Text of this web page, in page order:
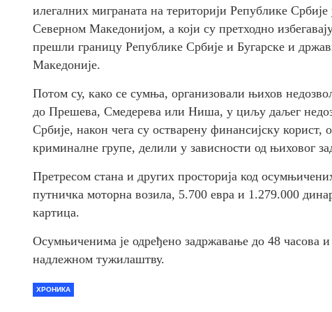
илегалних миграната на територији Републике
Северном Македонијом, а који су претходно
прешли границу Републике Србије и Бугарске и
Македоније.
Потом су, како се сумња, организовали њихов
до Прешева, Смедерева или Ниша, у циљу даљег
Србије, након чега су остварену финансијску
криминалне групе, делили у зависности од њиховог
Претресом стана и других просторија код
путничкa моторна возилa, 5.700 евра и 1.279.000
картица.
Осумњиченима је одређено задржавање до 48 часова
надлежном тужилаштву.
ХРОНИКА